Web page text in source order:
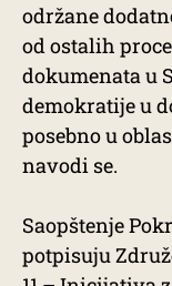
održane
od ostalih
dokumenata u
demokratije u
posebno u
navodi se.
Saopštenje
potpisuju